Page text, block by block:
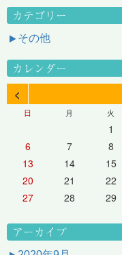
カテゴリー
その他
カレンダー
<
日 月 火
1
6
7 8
13
14 15
20
21 22
27
28 29
アーカイブ